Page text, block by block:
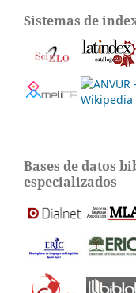
Sistemas de
Bases de datos
especializados